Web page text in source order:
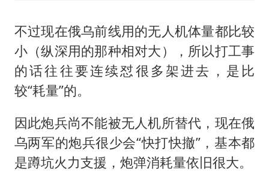
不过现在俄乌前线用的无人机体量都比较
小（纵深用的那种相对大），所以打工事
的话往往要连续怼很多架进去，是比
较“耗量”的。
因此炮兵尚不能被无人机所替代，现在俄
乌两军的炮兵很少会“快打快撤”，基本都
是蹲坑火力支援，炮弹消耗量依旧很大。